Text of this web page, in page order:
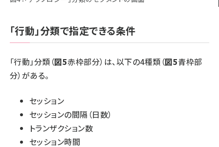
「行動」分類で指定できる条件
「行動」分類（図5赤枠部分）は、以下の4種類（図5青枠部
分）がある。
セッション
セッションの間隔（日数）
トランザクション数
セッション時間